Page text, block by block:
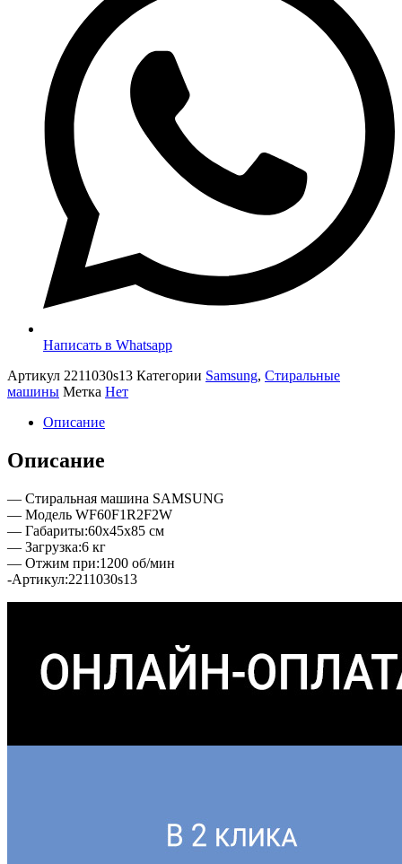
Написать в Whatsapp
Артикул 2211030s13 Категории Samsung, Стиральные
машины Метка Нет
Описание
Описание
— Стиральная машина SAMSUNG
— Модель WF60F1R2F2W
— Габариты:60х45х85 см
— Загрузка:6 кг
— Отжим при:1200 об/мин
-Артикул:2211030s13